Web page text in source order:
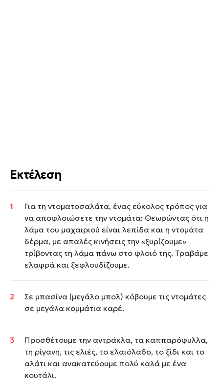
Εκτέλεση
Για τη ντοματοσαλάτα, ένας εύκολος τρόπος για
να αποφλοιώσετε την ντομάτα: Θεωρώντας ότι η
λάμα του μαχαιριού είναι λεπίδα και η ντομάτα
δέρμα, με απαλές κινήσεις την «ξυρίζουμε»
τρίβοντας τη λάμα πάνω στο φλοιό της. Τραβάμε
ελαφρά και ξεφλουδίζουμε.
Σε μπασίνα (μεγάλο μπολ) κόβουμε τις ντομάτες
σε μεγάλα κομμάτια καρέ.
Προσθέτουμε την αντράκλα, τα καππαρόφυλλα,
τη ρίγανη, τις ελιές, το ελαιόλαδο, το ξίδι και το
αλάτι και ανακατεύουμε πολύ καλά με ένα
κουτάλι.